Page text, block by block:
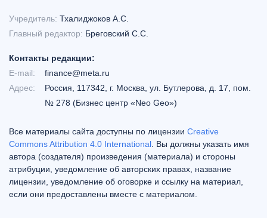
Учредитель: Тхалиджоков А.С.
Главный редактор: Бреговский С.С.
Контакты редакции:
E-mail:
finance@meta.ru
Адрес:
Россия, 117342, г. Москва, ул. Бутлерова, д. 17, пом.
№ 278 (Бизнес центр «Neo Geo»)
Все материалы сайта доступны по лицензии Creative
Commons Attribution 4.0 International . Вы должны указать имя
автора (создателя) произведения (материала) и стороны
атрибуции, уведомление об авторских правах, название
лицензии, уведомление об оговорке и ссылку на материал,
если они предоставлены вместе с материалом.